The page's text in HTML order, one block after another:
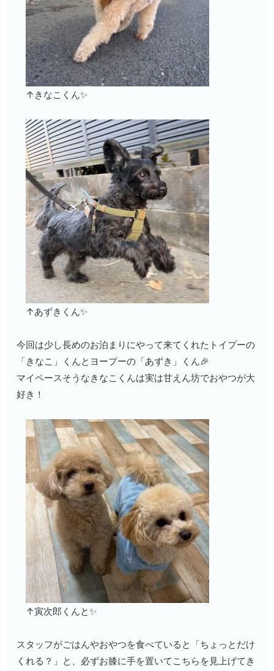
↑きなこくん✨
↑あずきくん✨
今回は少し長めのお泊まりにやって来てくれたトイプーの
「きなこ」くんとヨープーの「あずき」くん🎉
マイペースそうなきなこくんは実は甘えん坊でおやつが大
好き！
↑寅次郎くんと✨
スタッフがごはんやおやつを食べていると「ちょっとだけ
くれる？」と、必ずお膝に手を置いてこちらを見上げてき